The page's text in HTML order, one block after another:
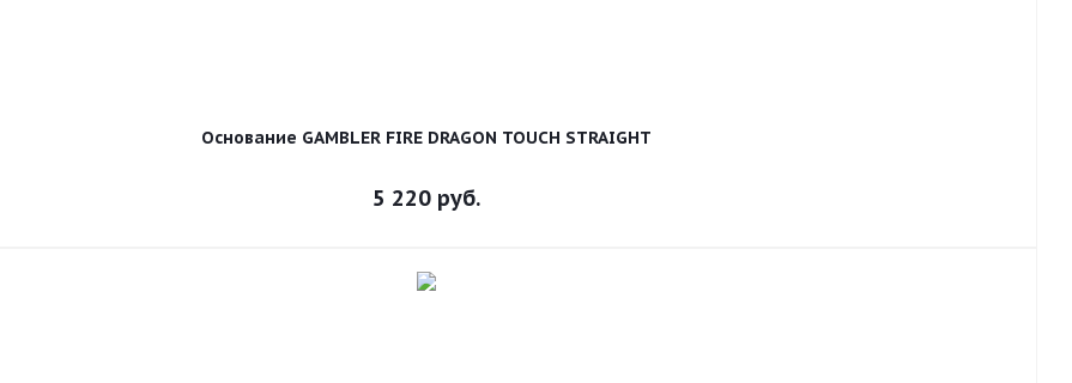
Основание GAMBLER FIRE DRAGON TOUCH STRAIGHT
5 220 руб.